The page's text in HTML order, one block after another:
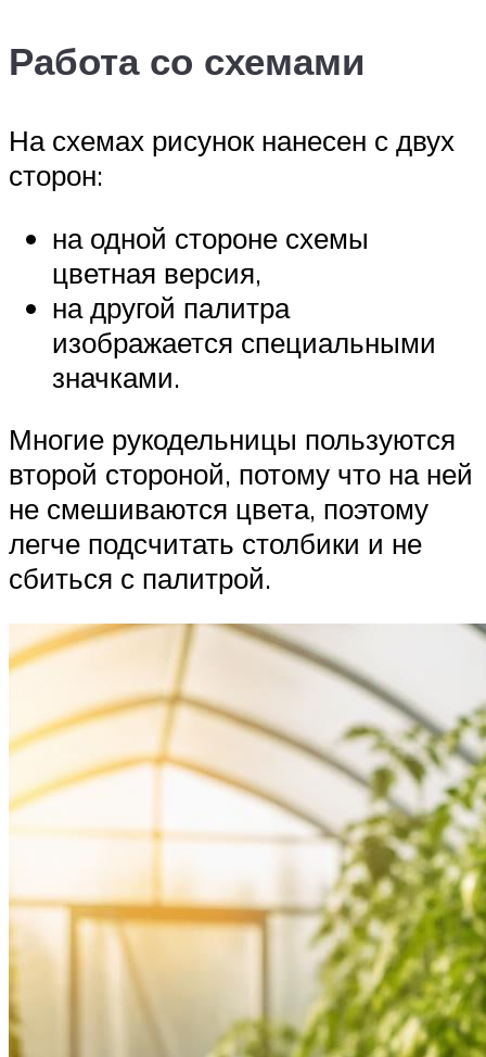
Работа со схемами
На схемах рисунок нанесен с двух
сторон:
на одной стороне схемы
цветная версия,
на другой палитра
изображается специальными
значками.
Многие рукодельницы пользуются
второй стороной, потому что на ней
не смешиваются цвета, поэтому
легче подсчитать столбики и не
сбиться с палитрой.